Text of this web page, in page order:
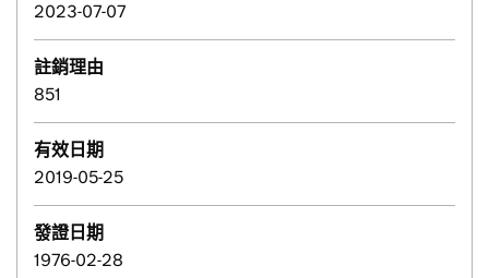
2023-07-07
註銷理由
851
有效日期
2019-05-25
發證日期
1976-02-28